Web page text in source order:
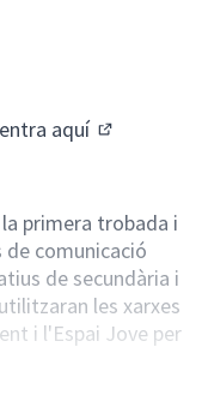
aquí
primera trobada i
de comunicació
de secundària i
les xarxes
i l'Espai Jove per